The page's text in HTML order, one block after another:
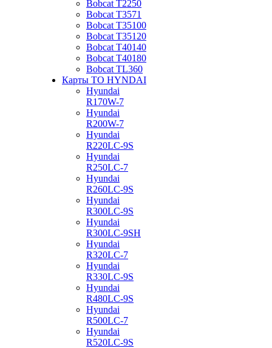
Bobcat Т2250
Bobcat Т3571
Bobcat Т35100
Bobcat Т35120
Bobcat Т40140
Bobcat Т40180
Bobcat ТL360
Карты ТО HYNDAI
Hyundai
R170W-7
Hyundai
R200W-7
Hyundai
R220LC-9S
Hyundai
R250LC-7
Hyundai
R260LC-9S
Hyundai
R300LC-9S
Hyundai
R300LC-9SH
Hyundai
R320LC-7
Hyundai
R330LC-9S
Hyundai
R480LC-9S
Hyundai
R500LC-7
Hyundai
R520LC-9S